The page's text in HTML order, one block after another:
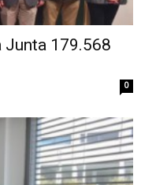
Junta 179.568
0